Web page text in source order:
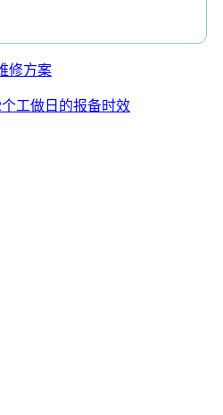
修方案
工做日的报备时效